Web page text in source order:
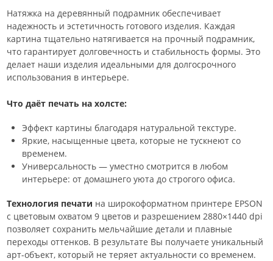
Натяжка на деревянный подрамник обеспечивает
надежность и эстетичность готового изделия. Каждая
картина тщательно натягивается на прочный подрамник,
что гарантирует долговечность и стабильность формы. Это
делает наши изделия идеальными для долгосрочного
использования в интерьере.
Что даёт печать на холсте:
Эффект картины благодаря натуральной текстуре.
Яркие, насыщенные цвета, которые не тускнеют со
временем.
Универсальность — уместно смотрится в любом
интерьере: от домашнего уюта до строгого офиса.
Технология печати на широкоформатном принтере EPSON
с цветовым охватом 9 цветов и разрешением 2880×1440 dpi
позволяет сохранить мельчайшие детали и плавные
переходы оттенков. В результате Вы получаете уникальный
арт-объект, который не теряет актуальности со временем.